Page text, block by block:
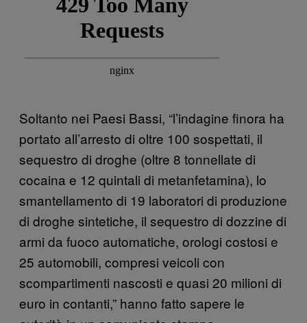
Soltanto nei Paesi Bassi, “l’indagine finora ha
portato all’arresto di oltre 100 sospettati, il
sequestro di droghe (oltre 8 tonnellate di
cocaina e 12 quintali di metanfetamina), lo
smantellamento di 19 laboratori di produzione
di droghe sintetiche, il sequestro di dozzine di
armi da fuoco automatiche, orologi costosi e
25 automobili, compresi veicoli con
scompartimenti nascosti e quasi 20 milioni di
euro in contanti,” hanno fatto sapere le